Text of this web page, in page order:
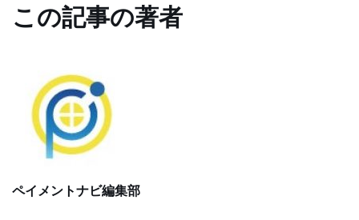
この記事の著者
ペイメントナビ編集部